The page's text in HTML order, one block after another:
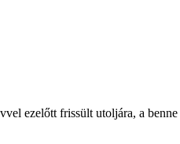
ezelőtt frissült utoljára, a